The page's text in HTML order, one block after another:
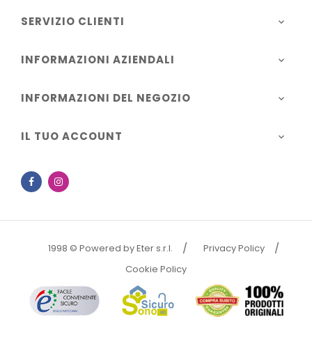
SERVIZIO CLIENTI 
INFORMAZIONI AZIENDALI 
INFORMAZIONI DEL NEGOZIO 
IL TUO ACCOUNT 
Facebook
1998 © Powered by Eter s.r.l.
Privacy Policy
Cookie Policy